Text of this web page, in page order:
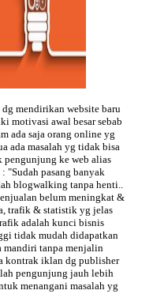
mendirikan website baru
motivasi awal besar sebab
ada saja orang online yg
ada masalah yg tidak bisa
pengunjung ke web alias
"Sudah pasang banyak
blogwalking tanpa henti..
belum meningkat &
trafik & statistik yg jelas
adalah kunci bisnis
tidak mudah didapatkan
mandiri tanpa menjalin
kontrak iklan dg publisher
pengunjung jauh lebih
menangani masalah yg